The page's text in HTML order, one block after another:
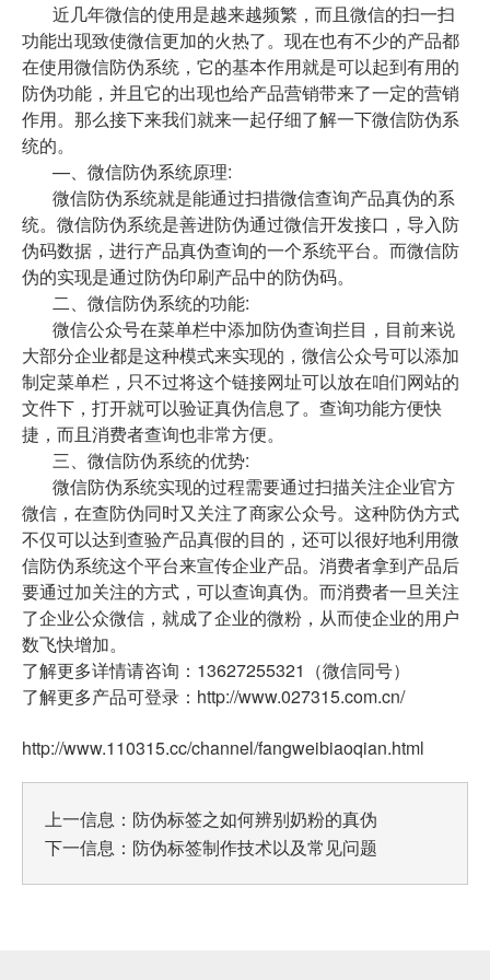
近几年微信的使用是越来越频繁，而且微信的扫一扫
功能出现致使微信更加的火热了。现在也有不少的产品都
在使用微信防伪系统，它的基本作用就是可以起到有用的
防伪功能，并且它的出现也给产品营销带来了一定的营销
作用。那么接下来我们就来一起仔细了解一下微信防伪系
统的。
—、微信防伪系统原理:
微信防伪系统就是能通过扫措微信查询产品真伪的系
统。微信防伪系统是善进防伪通过微信开发接口，导入防
伪码数据，进行产品真伪查询的一个系统平台。而微信防
伪的实现是通过防伪印刷产品中的防伪码。
二、微信防伪系统的功能:
微信公众号在菜单栏中添加防伪查询拦目，目前来说
大部分企业都是这种模式来实现的，微信公众号可以添加
制定菜单栏，只不过将这个链接网址可以放在咱们网站的
文件下，打开就可以验证真伪信息了。查询功能方便快
捷，而且消费者查询也非常方便。
三、微信防伪系统的优势:
微信防伪系统实现的过程需要通过扫描关注企业官方
微信，在查防伪同时又关注了商家公众号。这种防伪方式
不仅可以达到查验产品真假的目的，还可以很好地利用微
信防伪系统这个平台来宣传企业产品。消费者拿到产品后
要通过加关注的方式，可以查询真伪。而消费者一旦关注
了企业公众微信，就成了企业的微粉，从而使企业的用户
数飞快增加。
了解更多详情请咨询：13627255321（微信同号）
了解更多产品可登录：http://www.027315.com.cn/
http://www.110315.cc/channel/fangweibiaoqian.html
上一信息： 防伪标签之如何辨别奶粉的真伪
下一信息： 防伪标签制作技术以及常见问题